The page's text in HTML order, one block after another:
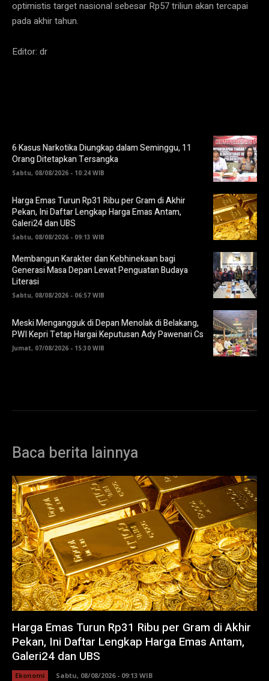
optimistis target nasional sebesar Rp57 triliun akan tercapai
pada akhir tahun.
Editor: dr
6 Kasus Narkotika Diungkap dalam Seminggu, 11
Orang Ditetapkan Tersangka
Sabtu, 08/08/2026 - 10:24 WIB
Harga Emas Turun Rp31 Ribu per Gram di Akhir
Pekan, Ini Daftar Lengkap Harga Emas Antam,
Galeri24 dan UBS
Sabtu, 08/08/2026 - 09:13 WIB
Membangun Karakter dan Kebhinekaan bagi
Generasi Masa Depan Lewat Penguatan Budaya
Literasi
Sabtu, 08/08/2026 - 06:57 WIB
Meski Mengangguk di Depan Menolak di Belakang,
PWI Kepri Tetap Hargai Keputusan Ady Pawenari Cs
Jumat, 07/08/2026 - 15:30 WIB
Baca berita lainnya
Harga Emas Turun Rp31 Ribu per Gram di Akhir
Pekan, Ini Daftar Lengkap Harga Emas Antam,
Galeri24 dan UBS
Ekonomi Sabtu, 08/08/2026 - 09:13 WIB